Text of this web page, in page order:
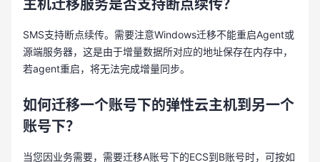
主机迁移服务是否支持断点续传？
SMS支持断点续传。需要注意Windows迁移不能重启Agent或
源端服务器，这是由于增量数据所对应的地址保存在内存中，
若agent重启，将无法完成增量同步。
如何迁移一个账号下的弹性云主机到另一个
账号下？
当您因业务需要，需要迁移A账号下的ECS到B账号时，可按如